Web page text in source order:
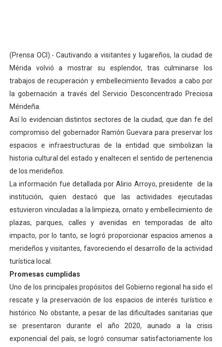
Mérida fortalece su reserva deportiva de cara a
Gobernación de Mérida instalará mesa de trabajo con
Niños merideños potencian su talento en plan
Fundecem ofrece taller de bordado en punto de cruz
Gobierno bolivariano avanza en la transformación del
Niños merideños aprenden sobre gaita de tambora
Hospital universitario muestra sus avances en visita
Plan Vacacional Comunitario “Ríe 2026” recorre las
(Prensa OCI).- Cautivando a visitantes y lugareños, la ciudad de
Mérida volvió a mostrar su esplendor, tras culminarse los
trabajos de recuperación y embellecimiento llevados a cabo por
la gobernación a través del Servicio Desconcentrado Preciosa
Mérideña.
Así lo evidencian distintos sectores de la ciudad, que dan fe del
compromiso del gobernador Ramón Guevara para preservar los
espacios e infraestructuras de la entidad que simbolizan la
historia cultural del estado y enaltecen el sentido de pertenencia
de los merideños.
La información fue detallada por Alirio Arroyo, presidente de la
institución, quien destacó que las actividades ejecutadas
estuvieron vinculadas a la limpieza, ornato y embellecimiento de
plazas, parques, calles y avenidas en temporadas de alto
impacto, por lo tanto, se logró proporcionar espacios amenos a
merideños y visitantes, favoreciendo el desarrollo de la actividad
turística local.
Promesas cumplidas
Uno de los principales propósitos del Gobierno regional ha sido el
rescate y la preservación de los espacios de interés turístico e
histórico. No obstante, a pesar de las dificultades sanitarias que
se presentaron durante el año 2020, aunado a la crisis
exponencial del país, se logró consumar satisfactoriamente los